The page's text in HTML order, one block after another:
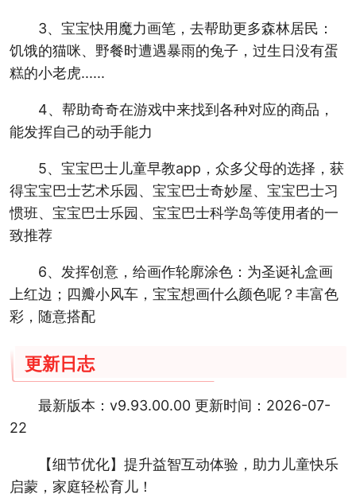
3、宝宝快用魔力画笔，去帮助更多森林居民：
饥饿的猫咪、野餐时遭遇暴雨的兔子，过生日没有蛋
糕的小老虎......
4、帮助奇奇在游戏中来找到各种对应的商品，
能发挥自己的动手能力
5、宝宝巴士儿童早教app，众多父母的选择，获
得宝宝巴士艺术乐园、宝宝巴士奇妙屋、宝宝巴士习
惯班、宝宝巴士乐园、宝宝巴士科学岛等使用者的一
致推荐
6、发挥创意，给画作轮廓涂色：为圣诞礼盒画
上红边；四瓣小风车，宝宝想画什么颜色呢？丰富色
彩，随意搭配
更新日志
最新版本：v9.93.00.00 更新时间：2026-07-
22
【细节优化】提升益智互动体验，助力儿童快乐
启蒙，家庭轻松育儿！